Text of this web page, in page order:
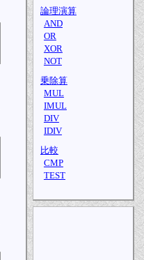
論理演算
AND
OR
XOR
NOT
乗除算
MUL
IMUL
DIV
IDIV
比較
CMP
TEST